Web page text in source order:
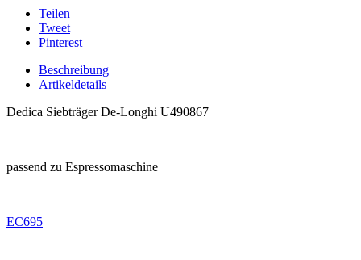
Teilen
Tweet
Pinterest
Beschreibung
Artikeldetails
Dedica Siebträger De-Longhi U490867
passend zu Espressomaschine
EC695